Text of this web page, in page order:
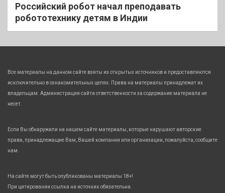
Российский робот начал преподавать
робототехнику детям в Индии
Все материалы на данном сайте взяты из открытых источников и предоставляются
исключительно в ознакомительных целях. Права на материалы принадлежат их
владельцам. Администрация сайта ответственности за содержание материала не
несет.
Если Вы обнаружили на нашем сайте материалы, которые нарушают авторские
права, принадлежащие Вам, Вашей компании или организации, пожалуйста, сообщите
нам.
На сайте могут быть опубликованы материалы 18+!
При цитировании ссылка на источник обязательна.